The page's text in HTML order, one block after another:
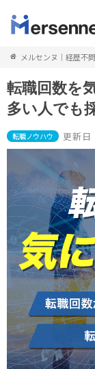
メルセンヌ｜経歴不
転職回数を
多い人でも
転職ノウハウ 更新日